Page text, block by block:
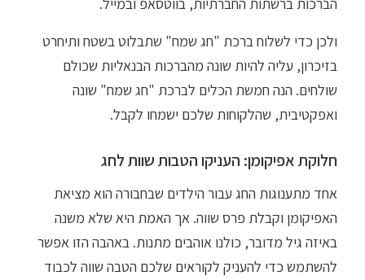
הברכות ברשתות החברתיות, בווטסאפ ובמייל.
ולכן כדי לשלוח ברכת "חג שמח" שתבלוט בשטח ותיחרט
בזיכרון, עליה להיות שונה מהברכות הבנאליות שכולם
שולחים. הנה חמשת הכלים לברכת "חג שמח" שונה
ואפקטיבית, שהלקוחות שלכם ישמחו לקבל.
חלוקת אפיקומן: העניקו הטבות שוות לחג
אחד מתענוגות החג עבור הילדים שבחבורה הוא מציאת
האפיקומן וקבלת פרס שווה. אך האמת היא שלא משנה
באיזה גיל מדובר, כולנו אוהבים מתנות. באהבה הזו אפשר
להשתמש כדי להעניק לקוראים שלכם הטבה שווה לכבוד